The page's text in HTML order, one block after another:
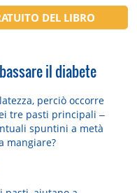
DEL LIBRO
il diabete
perciò occorre
tre pasti principali ‒
spuntini a metà
mangiare?